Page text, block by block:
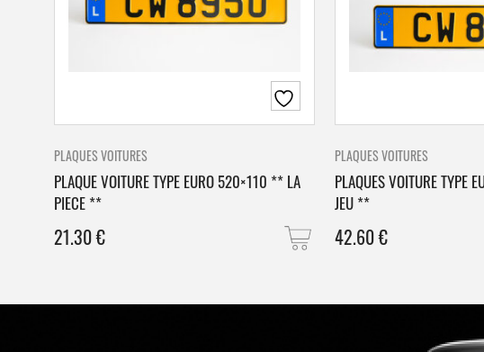
PLAQUES VOITURES
PLAQUE VOITURE TYPE EURO 520×110 ** LA
PIECE **
21.30€
PLAQUES VOITURES
PLAQUES VOITURE TYPE
JEU **
42.60€